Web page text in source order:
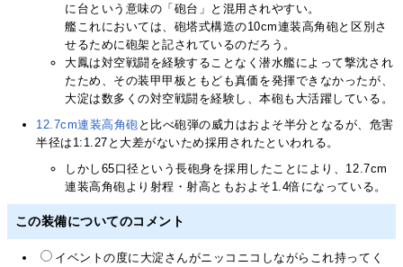
に台という意味の「砲台」と混用されやすい。
艦これにおいては、砲塔式構造の10cm連装高角砲と区別さ
せるために砲架と記されているのだろう。
大鳳は対空戦闘を経験することなく潜水艦によって撃沈され
たため、その装甲甲板ともども真価を発揮できなかったが、
大淀は数多くの対空戦闘を経験し、本砲も大活躍している。
12.7cm連装高角砲 と比べ砲弾の威力はおよそ半分となるが、危害
半径は1:1.27と大差がないため採用されたといわれる。
しかし65口径という長砲身を採用したことにより、12.7cm
連装高角砲より射程・射高ともおよそ1.4倍になっている。
この装備についてのコメント
イベントの度に大淀さんがニッコニコしながらこれ持ってく